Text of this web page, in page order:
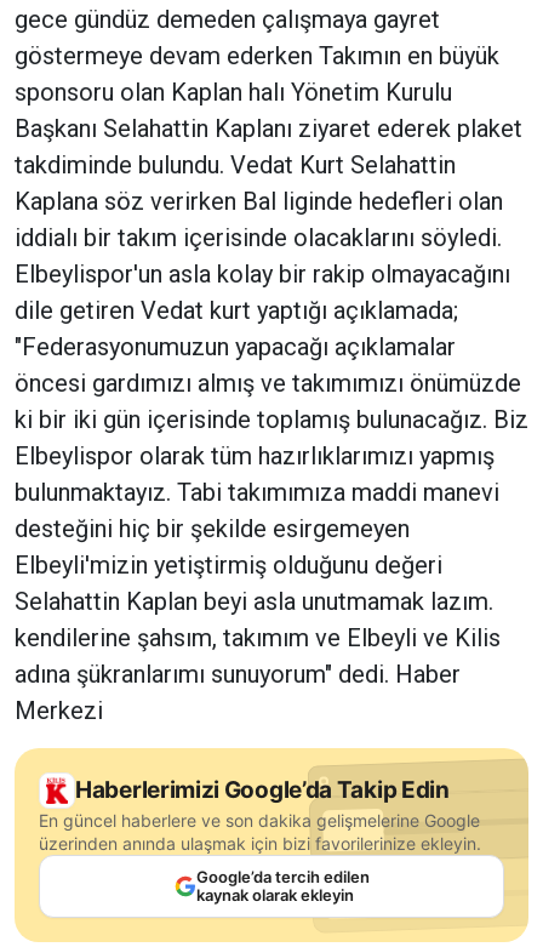
gece gündüz demeden çalışmaya gayret
göstermeye devam ederken Takımın en büyük
sponsoru olan Kaplan halı Yönetim Kurulu
Başkanı Selahattin Kaplanı ziyaret ederek plaket
takdiminde bulundu. Vedat Kurt Selahattin
Kaplana söz verirken Bal liginde hedefleri olan
iddialı bir takım içerisinde olacaklarını söyledi.
Elbeylispor'un asla kolay bir rakip olmayacağını
dile getiren Vedat kurt yaptığı açıklamada;
"Federasyonumuzun yapacağı açıklamalar
öncesi gardımızı almış ve takımımızı önümüzde
ki bir iki gün içerisinde toplamış bulunacağız. Biz
Elbeylispor olarak tüm hazırlıklarımızı yapmış
bulunmaktayız. Tabi takımımıza maddi manevi
desteğini hiç bir şekilde esirgemeyen
Elbeyli'mizin yetiştirmiş olduğunu değeri
Selahattin Kaplan beyi asla unutmamak lazım.
kendilerine şahsım, takımım ve Elbeyli ve Kilis
adına şükranlarımı sunuyorum" dedi. Haber
Merkezi
Haberlerimizi Google’da Takip Edin
En güncel haberlere ve son dakika gelişmelerine Google
üzerinden anında ulaşmak için bizi favorilerinize ekleyin.
Google’da tercih edilen
kaynak olarak ekleyin